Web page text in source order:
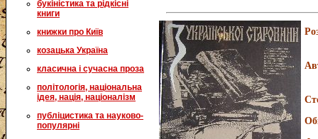
букіністика та рідкісні
книги
книжки про Київ
козацька Україна
класична і сучасна проза
політологія, національна
ідея, нація, націоналізм
публіцистика та науково-
популярні